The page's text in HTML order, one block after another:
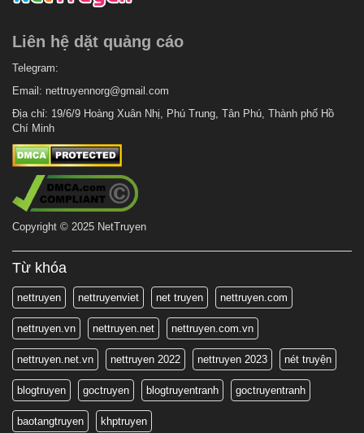
Liên hệ dặt quảng cáo
Telegram:
Email: nettruyennorg@gmail.com
Địa chỉ: 19/6/9 Hoàng Xuân Nhị, Phú Trung, Tân Phú, Thành phố Hồ
Chí Minh
Copyright © 2025 NetTruyen
Từ khóa
nettruyen nettruyenviet net truyen nettruyen.com
nettruyen.vn nettruyen.net nettruyen.com.vn
nettruyen.net.vn nettruyen 2022 nettruyen 2023 nét truyện
blogtruyen goctruyen blogtruyentranh goctruyentranh
baotangtruyen khptruyen